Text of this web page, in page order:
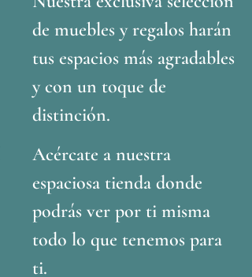
de muebles y regalos harán
tus espacios más agradables
y con un toque de
distinción.
Acércate a nuestra
espaciosa tienda donde
podrás ver por ti misma
todo lo que tenemos para
ti.